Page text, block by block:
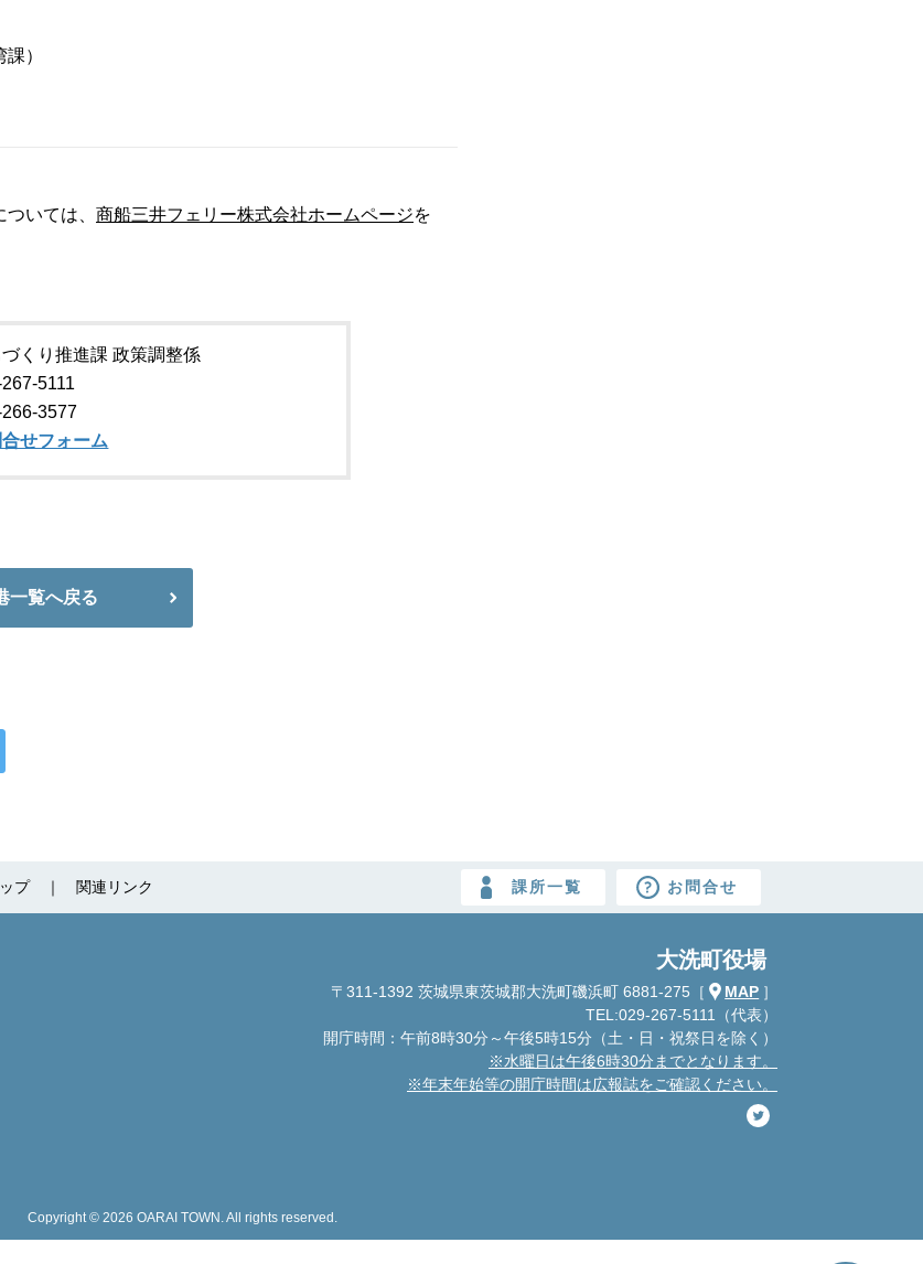
）
いては、 商船三井フェリー株式会社ホームページを
づくり推進課 政策調整係
5111
3577
せフォーム
一覧へ戻る
プ 関連リンク 課所一覧 お問合せ
大洗町役場
〒311-1392 茨城県東茨城郡大洗町磯浜町 6881-275 ［ MAP ］
TEL:029-267-5111（代表）
開庁時間：午前8時30分～午後5時15分 （土・日・祝祭日を除く）
※水曜日は午後6時30分までとなります。
※年末年始等の開庁時間は広報誌をご確認ください。
Copyright © 2026 OARAI TOWN. All rights reserved.